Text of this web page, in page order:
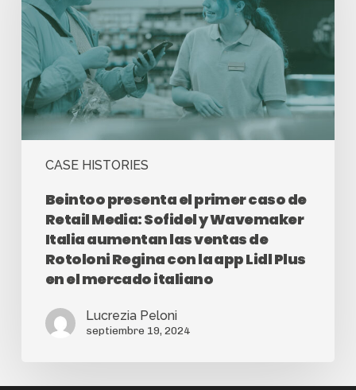
CASE HISTORIES
Beintoo presenta el primer caso de
Retail Media: Sofidel y Wavemaker
Italia aumentan las ventas de
Rotoloni Regina con la app Lidl Plus
en el mercado italiano
Lucrezia Peloni
septiembre 19, 2024